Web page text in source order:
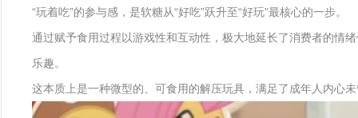
“玩着吃”的参与感，是软糖从“好吃”跃升至“好玩”最核心的一步。
通过赋予食用过程以游戏性和互动性，极大地延长了消费者的情
乐趣。
这本质上是一种微型的、可食用的解压玩具，满足了成年人内心